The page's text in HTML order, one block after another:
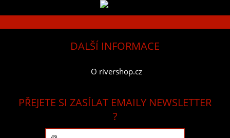
DALŠÍ INFORMACE
O rivershop.cz
PŘEJETE SI ZASÍLAT EMAILY NEWSLETTER
?